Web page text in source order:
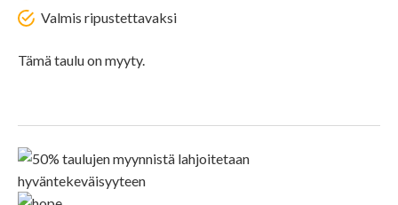
Valmis ripustettavaksi
Tämä taulu on myyty.